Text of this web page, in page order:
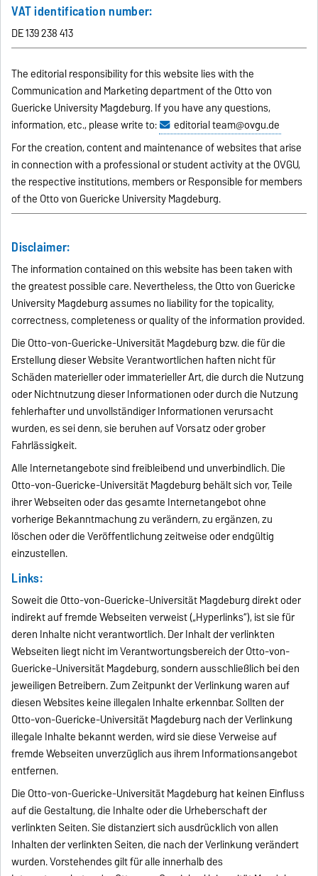
VAT identification number:
DE 139 238 413
The editorial responsibility for this website lies with the
Communication and Marketing department of the Otto von
Guericke University Magdeburg. If you have any questions,
information, etc., please write to:
editorialteam@ovgu.de
For the creation, content and maintenance of websites that arise
in connection with a professional or student activity at the OVGU,
the respective institutions, members or Responsible for members
of the Otto von Guericke University Magdeburg.
Disclaimer:
The information contained on this website has been taken with
the greatest possible care. Nevertheless, the Otto von Guericke
University Magdeburg assumes no liability for the topicality,
correctness, completeness or quality of the information provided.
Die Otto-von-Guericke-Universität Magdeburg bzw. die für die
Erstellung dieser Website Verantwortlichen haften nicht für
Schäden materieller oder immaterieller Art, die durch die Nutzung
oder Nichtnutzung dieser Informationen oder durch die Nutzung
fehlerhafter und unvollständiger Informationen verursacht
wurden, es sei denn, sie beruhen auf Vorsatz oder grober
Fahrlässigkeit.
Alle Internetangebote sind freibleibend und unverbindlich. Die
Otto-von-Guericke-Universität Magdeburg behält sich vor, Teile
ihrer Webseiten oder das gesamte Internetangebot ohne
vorherige Bekanntmachung zu verändern, zu ergänzen, zu
löschen oder die Veröffentlichung zeitweise oder endgültig
einzustellen.
Links:
Soweit die Otto-von-Guericke-Universität Magdeburg direkt oder
indirekt auf fremde Webseiten verweist („Hyperlinks“), ist sie für
deren Inhalte nicht verantwortlich. Der Inhalt der verlinkten
Webseiten liegt nicht im Verantwortungsbereich der Otto-von-
Guericke-Universität Magdeburg, sondern ausschließlich bei den
jeweiligen Betreibern. Zum Zeitpunkt der Verlinkung waren auf
diesen Websites keine illegalen Inhalte erkennbar. Sollten der
Otto-von-Guericke-Universität Magdeburg nach der Verlinkung
illegale Inhalte bekannt werden, wird sie diese Verweise auf
fremde Webseiten unverzüglich aus ihrem Informationsangebot
entfernen.
Die Otto-von-Guericke-Universität Magdeburg hat keinen Einfluss
auf die Gestaltung, die Inhalte oder die Urheberschaft der
verlinkten Seiten. Sie distanziert sich ausdrücklich von allen
Inhalten der verlinkten Seiten, die nach der Verlinkung verändert
wurden. Vorstehendes gilt für alle innerhalb des